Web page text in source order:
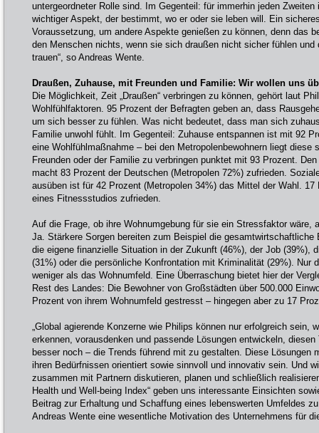
untergeordneter Rolle sind. Im Gegenteil: für immerhin jeden
wichtiger Aspekt, der bestimmt, wo er oder sie leben will. Ein
Voraussetzung, um andere Aspekte genießen zu können, denn das
den Menschen nichts, wenn sie sich draußen nicht sicher fühlen und
trauen“, so Andreas Wente.
Draußen, Zuhause, mit Freunden und Familie: Wir wollen uns
Die Möglichkeit, Zeit „Draußen“ verbringen zu können, gehört laut
Wohlfühlfaktoren. 95 Prozent der Befragten geben an, dass
um sich besser zu fühlen. Was nicht bedeutet, dass man sich
Familie unwohl fühlt. Im Gegenteil: Zuhause entspannen ist mit 92
eine Wohlfühlmaßnahme – bei den Metropolenbewohnern liegt diese
Freunden oder der Familie zu verbringen punktet mit 93 Prozent.
macht 83 Prozent der Deutschen (Metropolen 72%) zufrieden.
ausüben ist für 42 Prozent (Metropolen 34%) das Mittel der Wahl.
eines Fitnessstudios zufrieden.
Auf die Frage, ob ihre Wohnumgebung für sie ein Stressfaktor wäre,
Ja. Stärkere Sorgen bereiten zum Beispiel die gesamtwirtschaftliche
die eigene finanzielle Situation in der Zukunft (46%), der Job (39%),
(31%) oder die persönliche Konfrontation mit Kriminalität (29%). Nur
weniger als das Wohnumfeld. Eine Überraschung bietet hier der
Rest des Landes: Die Bewohner von Großstädten über 500.000
Prozent von ihrem Wohnumfeld gestresst – hingegen aber zu 17
„Global agierende Konzerne wie Philips können nur erfolgreich sein,
erkennen, vorausdenken und passende Lösungen entwickeln,
besser noch – die Trends führend mit zu gestalten. Diese Lösungen
ihren Bedürfnissen orientiert sowie sinnvoll und innovativ sein. Und
zusammen mit Partnern diskutieren, planen und schließlich
Health und Well-being Index“ geben uns interessante Einsichten
Beitrag zur Erhaltung und Schaffung eines lebenswerten Umfeldes
Andreas Wente eine wesentliche Motivation des Unternehmens für